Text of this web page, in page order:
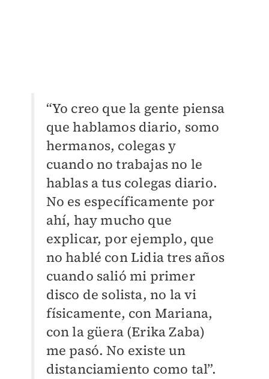
“Yo creo que la gente piensa
que hablamos diario, somo
hermanos, colegas y
cuando no trabajas no le
hablas a tus colegas diario.
No es específicamente por
ahí, hay mucho que
explicar, por ejemplo, que
no hablé con Lidia tres años
cuando salió mi primer
disco de solista, no la vi
físicamente, con Mariana,
con la güera (Erika Zaba)
me pasó. No existe un
distanciamiento como tal”.